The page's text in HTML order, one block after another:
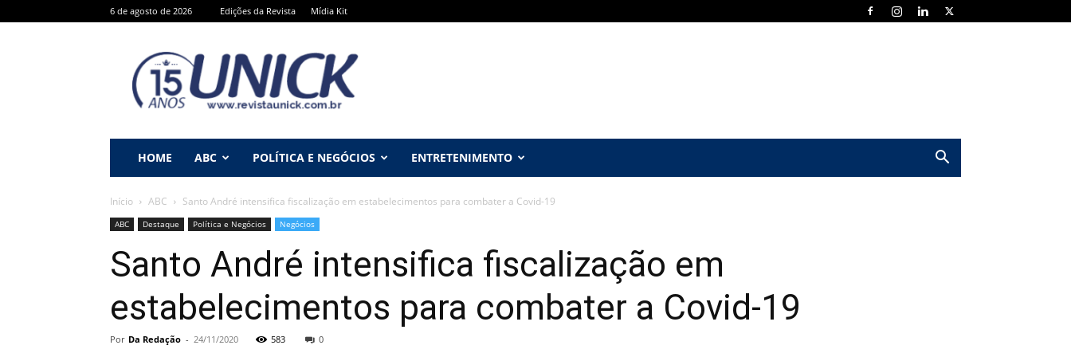
6 de agosto de 2026 Edições da Revista Mídia Kit
Revista
Unick
HOME ABC POLÍTICA E NEGÓCIOS ENTRETENIMENTO
Início ABC Santo André intensifica fiscalização em estabelecimentos para combater a Covid-19
ABC Destaque Política e Negócios Negócios
Santo André intensifica fiscalização em
estabelecimentos para combater a Covid-19
Por Da Redação - 24/11/2020 583 0